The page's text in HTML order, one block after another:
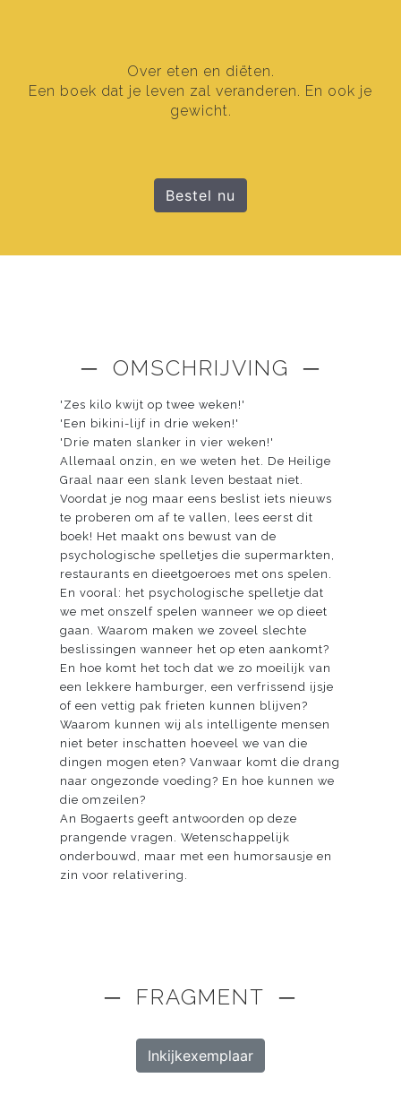
Over eten en diëten.
Een boek dat je leven zal veranderen. En ook je
gewicht.
Bestel nu
─ OMSCHRIJVING ─
'Zes kilo kwijt op twee weken!'
'Een bikini-lijf in drie weken!'
'Drie maten slanker in vier weken!'
Allemaal onzin, en we weten het. De Heilige
Graal naar een slank leven bestaat niet.
Voordat je nog maar eens beslist iets nieuws
te proberen om af te vallen, lees eerst dit
boek! Het maakt ons bewust van de
psychologische spelletjes die supermarkten,
restaurants en dieetgoeroes met ons spelen.
En vooral: het psychologische spelletje dat
we met onszelf spelen wanneer we op dieet
gaan. Waarom maken we zoveel slechte
beslissingen wanneer het op eten aankomt?
En hoe komt het toch dat we zo moeilijk van
een lekkere hamburger, een verfrissend ijsje
of een vettig pak frieten kunnen blijven?
Waarom kunnen wij als intelligente mensen
niet beter inschatten hoeveel we van die
dingen mogen eten? Vanwaar komt die drang
naar ongezonde voeding? En hoe kunnen we
die omzeilen?
An Bogaerts geeft antwoorden op deze
prangende vragen. Wetenschappelijk
onderbouwd, maar met een humorsausje en
zin voor relativering.
─ FRAGMENT ─
Inkijkexemplaar